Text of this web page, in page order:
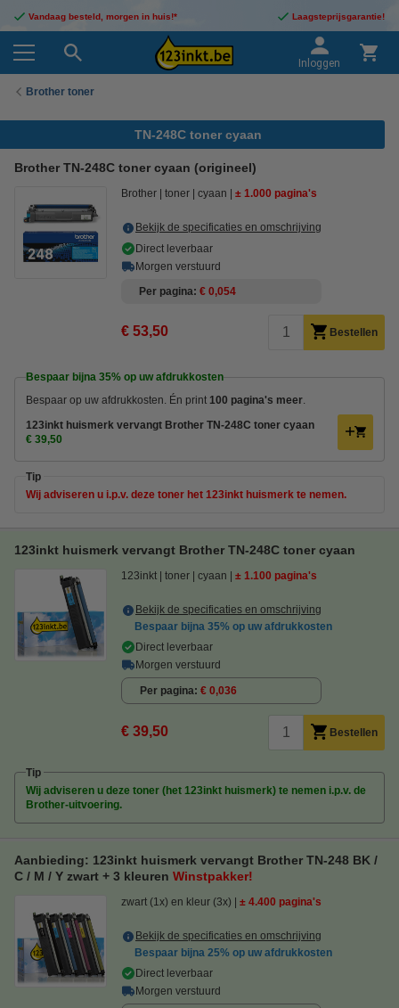
Vandaag besteld, morgen in huis!* Laagsteprijsgarantie!
Inloggen
Brother toner
TN-248C toner cyaan
Brother TN-248C toner cyaan (origineel)
Brother toner cyaan ± 1.000 pagina's
Bekijk de specificaties en omschrijving
Direct leverbaar
Morgen verstuurd
Per pagina € 0,054
€ 53,50 Bestellen
Bespaar bijna 35% op uw afdrukkosten
Bespaar op uw afdrukkosten. Én print 100 pagina's meer.
123inkt huismerk vervangt Brother TN-248C toner cyaan
€ 39,50
Tip
Wij adviseren u i.p.v. deze toner het 123inkt huismerk te nemen.
123inkt huismerk vervangt Brother TN-248C toner cyaan
123inkt toner cyaan ± 1.100 pagina's
Bekijk de specificaties en omschrijving
Bespaar bijna 35% op uw afdrukkosten
Direct leverbaar
Morgen verstuurd
Per pagina € 0,036
€ 39,50 Bestellen
Tip
Wij adviseren u deze toner (het 123inkt huismerk) te nemen i.p.v. de
Brother-uitvoering.
Aanbieding: 123inkt huismerk vervangt Brother TN-248 BK /
C / M / Y zwart + 3 kleuren Winstpakker!
zwart (1x) en kleur (3x) ± 4.400 pagina's
Bekijk de specificaties en omschrijving
Bespaar bijna 25% op uw afdrukkosten
Direct leverbaar
Morgen verstuurd